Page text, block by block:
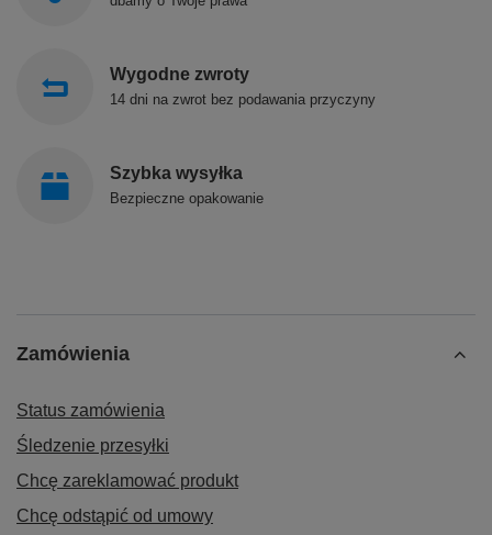
Wygodne zwroty
14 dni na zwrot bez podawania przyczyny
Szybka wysyłka
Bezpieczne opakowanie
Zamówienia
Status zamówienia
Śledzenie przesyłki
Chcę zareklamować produkt
Chcę odstąpić od umowy